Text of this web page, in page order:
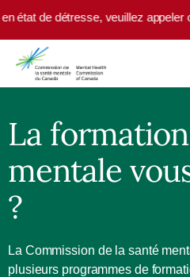
Skip to main content
de détresse, veuillez appeler ou
La
mentale
?
La Commission de la santé
plusieurs programmes de